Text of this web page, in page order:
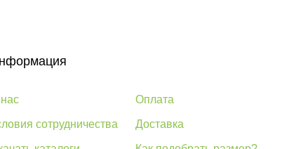
сотрудничества
Оплата
Доставка